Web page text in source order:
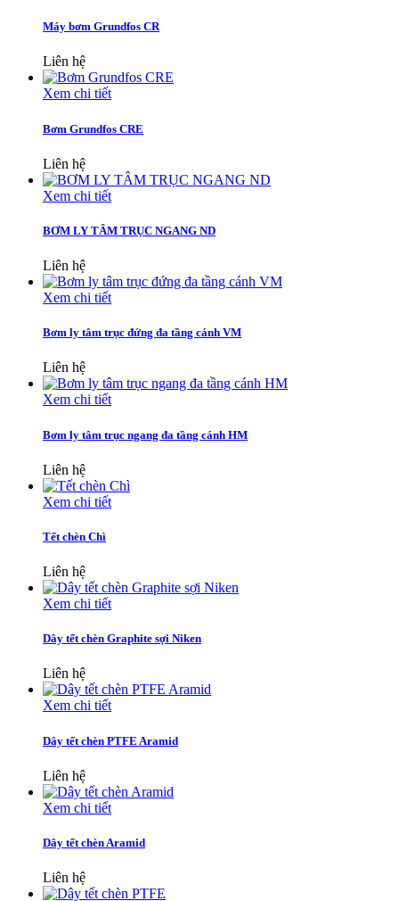
Máy bơm Grundfos CR
Liên hệ
Xem chi tiết
Bơm Grundfos CRE
Liên hệ
Xem chi tiết
BƠM LY TÂM TRỤC NGANG ND
Liên hệ
Xem chi tiết
Bơm ly tâm trục đứng đa tầng cánh VM
Liên hệ
Xem chi tiết
Bơm ly tâm trục ngang đa tầng cánh HM
Liên hệ
Xem chi tiết
Tết chèn Chì
Liên hệ
Xem chi tiết
Dây tết chèn Graphite sợi Niken
Liên hệ
Xem chi tiết
Dây tết chèn PTFE Aramid
Liên hệ
Xem chi tiết
Dây tết chèn Aramid
Liên hệ